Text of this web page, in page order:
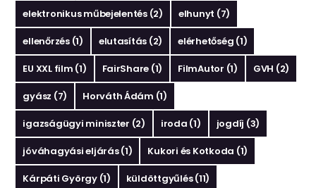
elektronikus műbejelentés(2) elhunyt (7)
ellenőrzés(1) elutasítás (2) elérhetőség (1)
EU XXL film (1) FairShare (1) FilmAutor (1) GVH (2)
gyász (7) Horváth Ádám (1)
igazságügyi miniszter (2) iroda (1) jogdíj (3)
jóváhagyási eljárás(1) Kukori és Kotkoda (1)
Kárpáti György(1) küldöttgyűlés(11)